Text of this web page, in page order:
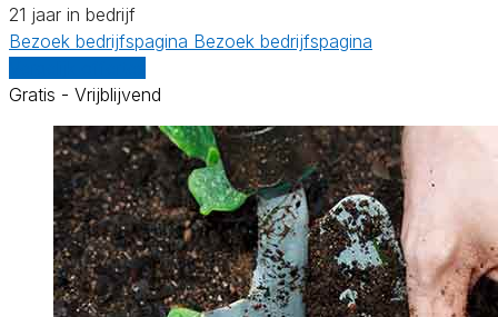
21 jaar in bedrijf
Bezoek bedrijfspagina Bezoek bedrijfspagina
Gratis - Vrijblijvend